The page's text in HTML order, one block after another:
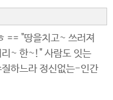
"땅을치고~ 쓰러져
~ 한~!" 사람도 잇는
하느라 정신없는-인간